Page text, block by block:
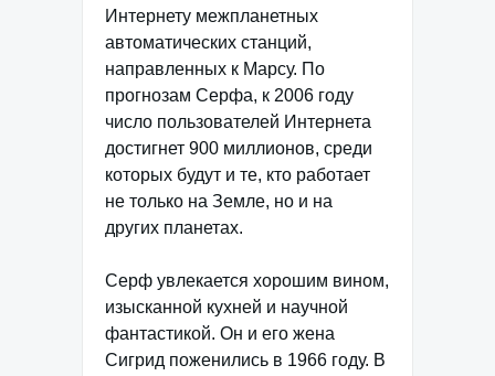
Интернету межпланетных
автоматических станций,
направленных к Марсу. По
прогнозам Серфа, к 2006 году
число пользователей Интернета
достигнет 900 миллионов, среди
которых будут и те, кто работает
не только на Земле, но и на
других планетах.
Серф увлекается хорошим вином,
изысканной кухней и научной
фантастикой. Он и его жена
Сигрид поженились в 1966 году. В